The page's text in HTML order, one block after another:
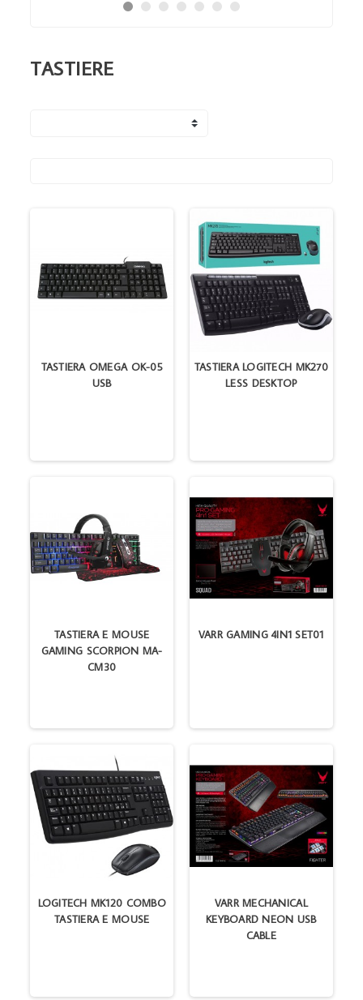
TASTIERE
TASTIERA OMEGA OK-05
USB
TASTIERA LOGITECH MK270
LESS DESKTOP
TASTIERA E MOUSE
GAMING SCORPION MA-
CM30
VARR GAMING 4IN1 SET01
LOGITECH MK120 COMBO
TASTIERA E MOUSE
VARR MECHANICAL
KEYBOARD NEON USB
CABLE